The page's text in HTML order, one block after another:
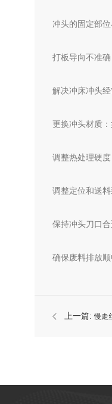
冲头的固定部
打板导向不准
解决冲床冲头经
更换冲头材质
调整热处理硬
调整定位和送
保持冲头刀口
确保废料排放
上一篇:慢走